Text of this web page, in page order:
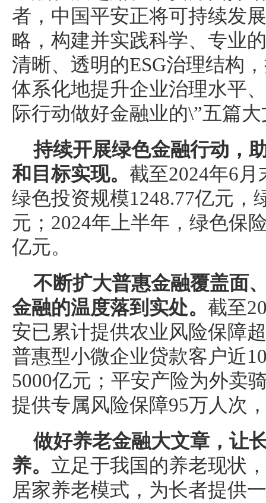
者，中国平安正将可持续发
略，构建并实践科学、专业
清晰、透明的ESG治理结构
体系化地提升企业治理水平
际行动做好金融业的\”五篇
持续开展绿色金融行动，
和目标实现。 截至2024年6
绿色投资规模1248.77亿元，
元；2024年上半年，绿色保
亿元。
不断扩大普惠金融覆盖面
金融的温度落到实处。 截至
安已累计提供农业风险保障
普惠型小微企业贷款客户近
5000亿元；平安产险为外卖
提供专属风险保障95万人次
做好养老金融大文章，让
养。 立足于我国的养老现状
居家养老模式，为长者提供